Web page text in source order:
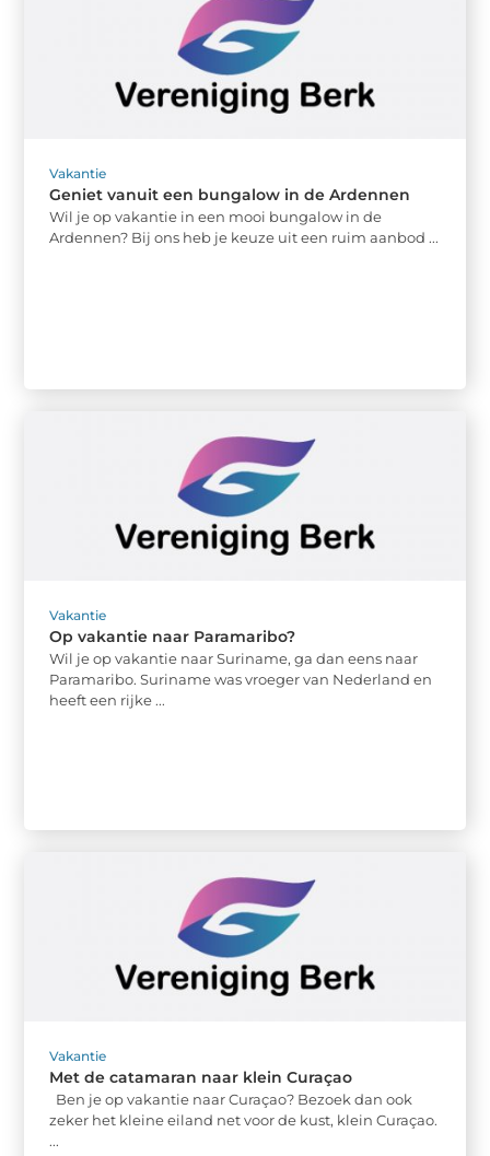
Vakantie
Geniet vanuit een bungalow in de Ardennen
Wil je op vakantie in een mooi bungalow in de
Ardennen? Bij ons heb je keuze uit een ruim aanbod ...
Vakantie
Op vakantie naar Paramaribo?
Wil je op vakantie naar Suriname, ga dan eens naar
Paramaribo. Suriname was vroeger van Nederland en
heeft een rijke ...
Vakantie
Met de catamaran naar klein Curaçao
Ben je op vakantie naar Curaçao? Bezoek dan ook
zeker het kleine eiland net voor de kust, klein Curaçao.
...